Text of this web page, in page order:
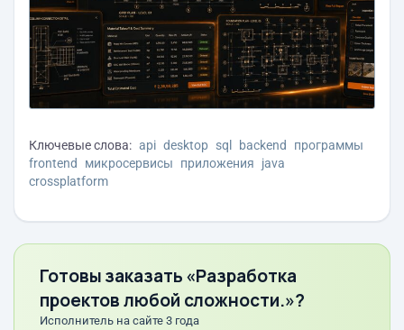
Ключевые слова: api desktop sql backend
программы
frontend
микросервисы приложения
java
crossplatform
Готовы заказать «Разработка
проектов любой сложности.»?
Исполнитель на сайте 3 года